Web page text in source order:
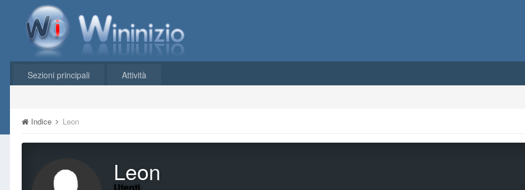
Sezioni principali Attività
Indice Leon
Leon